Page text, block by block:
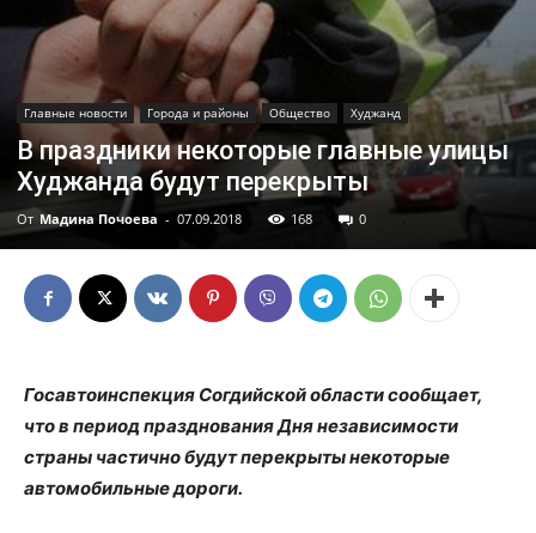
Главные новости Города и районы Общество Худжанд
В праздники некоторые главные улицы
Худжанда будут перекрыты
От Мадина Почоева - 07.09.2018 168 0
Госавтоинспекция Согдийской области сообщает,
что в период празднования Дня независимости
страны частично будут перекрыты некоторые
автомобильные дороги.